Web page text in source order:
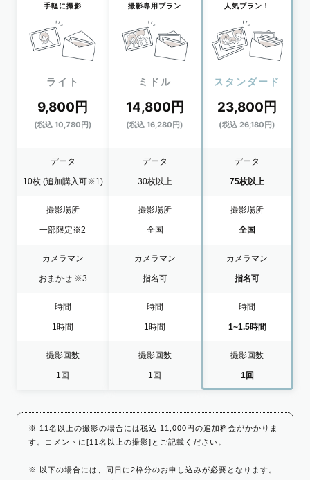
手軽に撮影
ライト
9,800円
(税込 10,780円)
データ
10枚 (追加購入可※1)
撮影場所
一部限定※2
カメラマン
おまかせ ※3
時間
1時間
撮影回数
1回
撮影専用プラン
ミドル
14,800円
(税込 16,280円)
データ
30枚以上
撮影場所
全国
カメラマン
指名可
時間
1時間
撮影回数
1回
人気プラン！
スタンダード
23,800円
(税込 26,180円)
データ
75枚以上
撮影場所
全国
カメラマン
指名可
時間
1~1.5時間
撮影回数
1回
※ 11名以上の撮影の場合には税込 11,000円の追加料金がかかりま
す。コメントに[11名以上の撮影]とご記載ください。
※ 以下の場合には、同日に2枠分のお申し込みが必要となります。